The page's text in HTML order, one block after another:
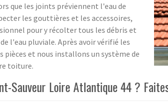
que les joints préviennent l'eau de
les gouttières et les accessoires,
pour y récolter tous les débris et
l'eau pluviale. Après avoir vérifié les
et nous installons un système de
toiture.
Sauveur Loire Atlantique 44 ?